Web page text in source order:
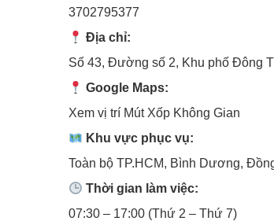
3702795377
Địa chỉ:
Số 43, Đường số 2, Khu phố Đông
Google Maps:
Xem vị trí Mút Xốp Không Gian
Khu vực phục vụ:
Toàn bộ TP.HCM, Bình Dương,
Thời gian làm việc:
07:30 – 17:00 (Thứ 2 – Thứ 7)